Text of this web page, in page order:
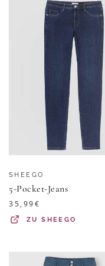
SHEEGO
5-Pocket-Jeans
35,99€
ZUSHEEGO